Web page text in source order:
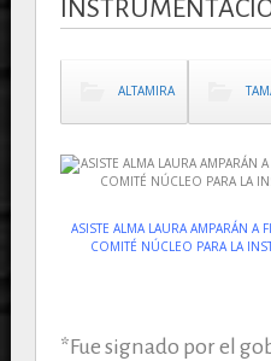
ALTAMIRA
ASISTE ALMA LAURA AMPARÁN A
COMITÉ NÚCLEO PARA LA
*Fue signado por el